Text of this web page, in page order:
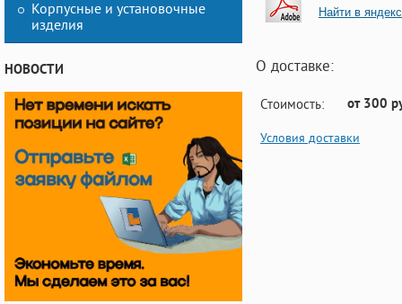
Корпусные и установочные
изделия
НОВОСТИ
Найти в яндекс
О доставке:
Стоимость: от 300
Условия доставки